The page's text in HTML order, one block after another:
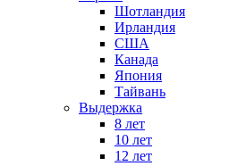
Шотландия
Ирландия
США
Канада
Япония
Тайвань
Выдержка
8 лет
10 лет
12 лет